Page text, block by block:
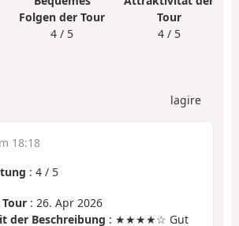
Folgen der Tour
4 / 5
Tour
4 / 5
lagire
18:18
: 4 / 5
: 26. Apr 2026
der Beschreibung : ★★★★☆ Gut